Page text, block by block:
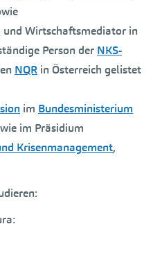
und Wirtschaftsmediator in
Person der NKS-
NQR in Österreich gelistet
im Bundesministerium
im Präsidium
Krisenmanagement,